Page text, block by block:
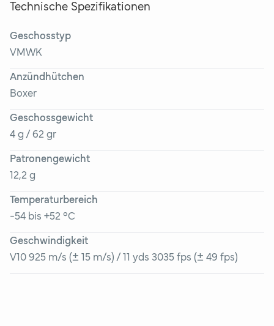
Technische Spezifikationen
Geschosstyp
VMWK
Anzündhütchen
Boxer
Geschossgewicht
4 g / 62 gr
Patronengewicht
12,2 g
Temperaturbereich
-54 bis +52 °C
Geschwindigkeit
V10 925 m/s (± 15 m/s) / 11 yds 3035 fps (± 49 fps)